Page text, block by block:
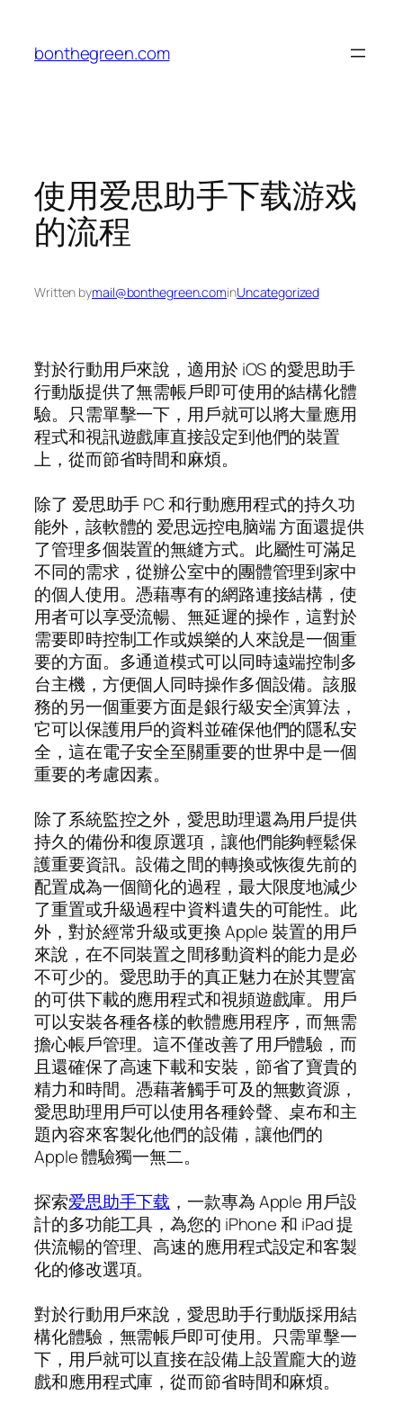
content
bonthegreen.com
使用爱思助手下载游戏
的流程
Written bymail@bonthegreen.cominUncategorized
對於行動用戶來說，適用於 iOS 的愛思助手
行動版提供了無需帳戶即可使用的結構化體
驗。只需單擊一下，用戶就可以將大量應用
程式和視訊遊戲庫直接設定到他們的裝置
上，從而節省時間和麻煩。
除了 爱思助手 PC 和行動應用程式的持久功
能外，該軟體的 爱思远控电脑端 方面還提供
了管理多個裝置的無縫方式。此屬性可滿足
不同的需求，從辦公室中的團體管理到家中
的個人使用。憑藉專有的網路連接結構，使
用者可以享受流暢、無延遲的操作，這對於
需要即時控制工作或娛樂的人來說是一個重
要的方面。多通道模式可以同時遠端控制多
台主機，方便個人同時操作多個設備。該服
務的另一個重要方面是銀行級安全演算法，
它可以保護用戶的資料並確保他們的隱私安
全，這在電子安全至關重要的世界中是一個
重要的考慮因素。
除了系統監控之外，愛思助理還為用戶提供
持久的備份和復原選項，讓他們能夠輕鬆保
護重要資訊。設備之間的轉換或恢復先前的
配置成為一個簡化的過程，最大限度地減少
了重置或升級過程中資料遺失的可能性。此
外，對於經常升級或更換 Apple 裝置的用戶
來說，在不同裝置之間移動資料的能力是必
不可少的。愛思助手的真正魅力在於其豐富
的可供下載的應用程式和視頻遊戲庫。用戶
可以安裝各種各樣的軟體應用程序，而無需
擔心帳戶管理。這不僅改善了用戶體驗，而
且還確保了高速下載和安裝，節省了寶貴的
精力和時間。憑藉著觸手可及的無數資源，
愛思助理用戶可以使用各種鈴聲、桌布和主
題內容來客製化他們的設備，讓他們的
Apple 體驗獨一無二。
探索爱思助手下载 ，一款專為 Apple 用戶設
計的多功能工具，為您的 iPhone 和 iPad 提
供流暢的管理、高速的應用程式設定和客製
化的修改選項。
對於行動用戶來說，愛思助手行動版採用結
構化體驗，無需帳戶即可使用。只需單擊一
下，用戶就可以直接在設備上設置龐大的遊
戲和應用程式庫，從而節省時間和麻煩。